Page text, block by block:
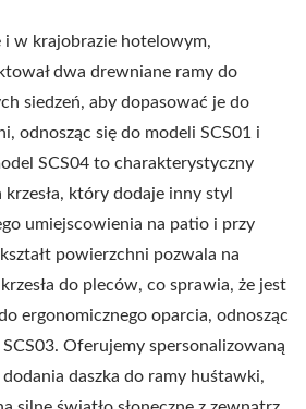
i w krajobrazie hotelowym,
dwa drewniane ramy do
siedzeń, aby dopasować je do
odnosząc się do modeli SCS01 i
SCS04 to charakterystyczny
który dodaje inny styl
umiejscowienia na patio i przy
powierzchni pozwala na
do pleców, co sprawia, że jest
ergonomicznego oparcia, odnosząc
Oferujemy spersonalizowaną
dodania daszka do ramy huśtawki,